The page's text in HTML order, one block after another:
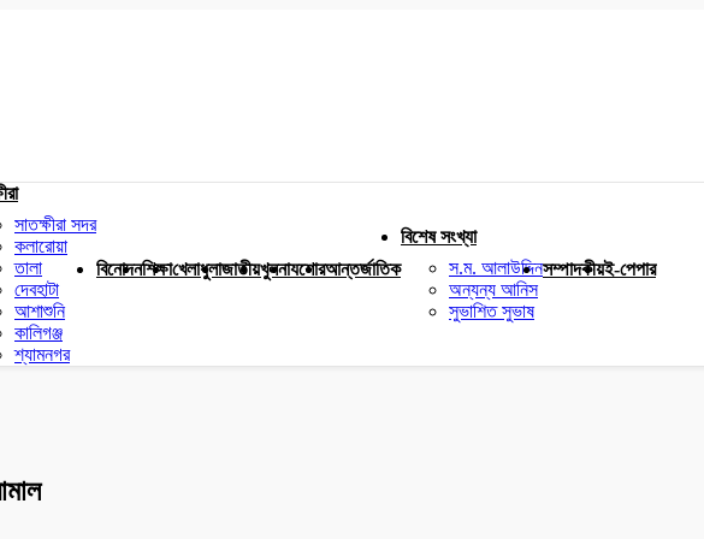
সাতক্ষীরা সদর
কলারোয়া
তালা
দেবহাটা
আশাশুনি
কালিগঞ্জ
শ্যামনগর
বিনোদনশিক্ষাখেলাধুলাজাতীয়খুলনাযশোরআন্তর্জাতিক
বিশেষ সংখ্যা
স.ম. আলাউদ্দিন
অন্যন্য আনিস
সুভাশিত সুভাষ
সম্পাদকীয়ই-পেপার